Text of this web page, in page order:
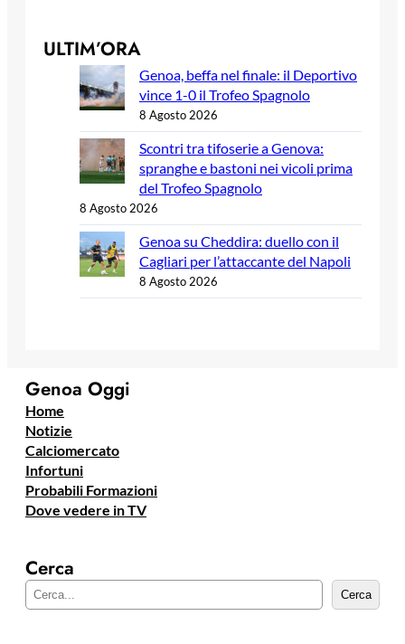
ULTIM’ORA
Genoa, beffa nel finale: il Deportivo
vince 1-0 il Trofeo Spagnolo
8 Agosto 2026
Scontri tra tifoserie a Genova:
spranghe e bastoni nei vicoli prima
del Trofeo Spagnolo
8 Agosto 2026
Genoa su Cheddira: duello con il
Cagliari per l’attaccante del Napoli
8 Agosto 2026
Genoa Oggi
Home
Notizie
Calciomercato
Infortuni
Probabili Formazioni
Dove vedere in TV
Cerca
e
Cerca